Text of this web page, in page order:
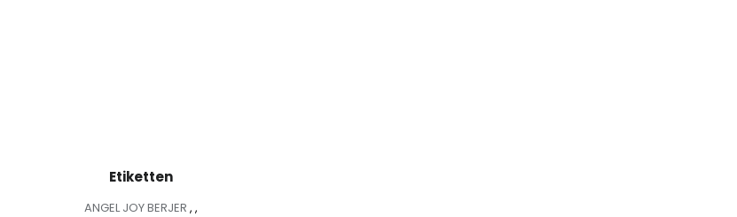
Etiketten
ANGEL JOY BERJER , ,